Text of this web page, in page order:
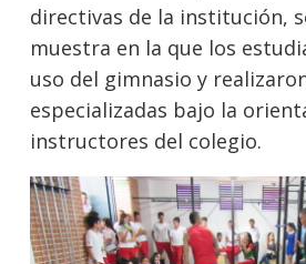
directivas de la institución,
muestra en la que los
uso del gimnasio y
especializadas bajo la
instructores del colegio.